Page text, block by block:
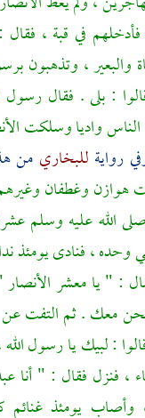
فأدخلهم في قبة ،
، وتذهبون
: بلى . فقال رسول
واديا وسلكت
رواية للبخاري من
هوازنوغطفان
الله عليه وسلم
وحده ، فنادى يومئذ
: " يا معشرالأنصار
معك . ثم التفت
: لبيك يا رسول
، فنزل فقال : " أنا
وأصاب يومئذ غنائم